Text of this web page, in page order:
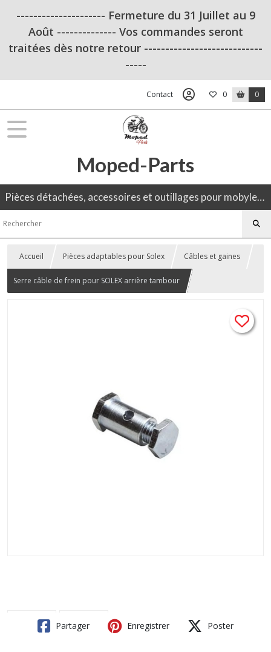
--------------------- Fermeture du 31 Juillet au 9
Août -------------- Vos commandes seront
traitées dès notre retour ----------------------------
-----
Contact 0 0
Moped-Parts
Pièces détachées, accessoires et outillages pour mobylette, 50CC, moto ancienne.
Accueil Pièces adaptables pour Solex Câbles et gaines
Serre câble de frein pour SOLEX arrière tambour
Partager Enregistrer Poster